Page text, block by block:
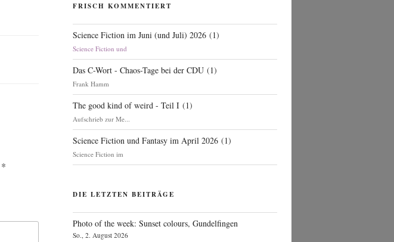
*
FRISCH KOMMENTIERT
Science Fiction im Juni (und Juli) 2026 (1)
Science Fiction und
Das C-Wort - Chaos-Tage bei der CDU (1)
Frank Hamm
The good kind of weird - Teil I (1)
Aufschrieb zur Me...
Science Fiction und Fantasy im April 2026 (1)
Science Fiction im
DIE LETZTEN BEITRÄGE
Photo of the week: Sunset colours, Gundelfingen
So., 2. August 2026